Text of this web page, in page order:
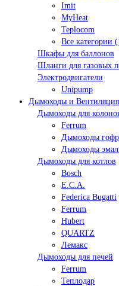
Imit
MyHeat
Teplocom
Все категории
Шкафы для баллонов
Шланги для газовых
Электродвигатели
Unipump
Дымоходы и Вентиляция
Дымоходы для
Ferrum
Дымоходы
Дымоходы
Дымоходы для котлов
Bosch
E.C.A.
Federica Bugatti
Ferrum
Hubert
QUARTZ
Лемакс
Дымоходы для печей
Ferrum
Теплодар